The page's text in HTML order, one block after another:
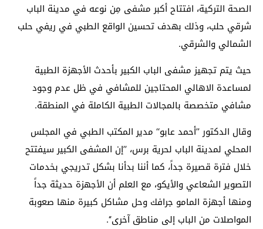
الصحة التركية، افتتاح أكبر مشفى مِن نوعه في مدينة الباب
شرقي حلب، وذلك بهدف تحسين الواقع الطبي في ريفي حلب
الشمالي والشرقي.
حيث يتم تجهيز مشفى الباب الكبير بأحدث الأجهزة الطبية
لمساعدة الاهالي المحتاجين للمشافي في ظل عدم وجود
مشافي متخصصة بالمجالات الطبية الكاملة في المنطقة.
وقال الدكتور ’’أحمد عابو‘‘ مدير المكتب الطبي في المجلس
المحلي لمدينة الباب لحرية برس، ’’إن المشفى الكبير سيفتتح
خلال فترة قصيرة جداً، كما أننا بدأنا بشكل تدريجي بخدمات
التصوير الشعاعي والأيكو، مع العلم أن الأجهزة حديثة جداً
ومنها أجهزة المامو جرافك وحل مشاكل كبيرة منها صعوبة
المواصلات من الباب إلى مناطق آخرى‘‘.